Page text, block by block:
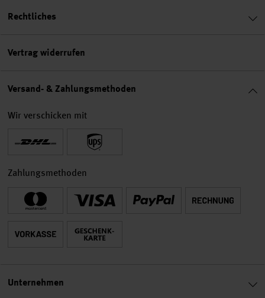
Rechtliches
Vertrag widerrufen
Versand- & Zahlungsmethoden
Wir verschicken mit
Zahlungsmethoden
Unternehmen